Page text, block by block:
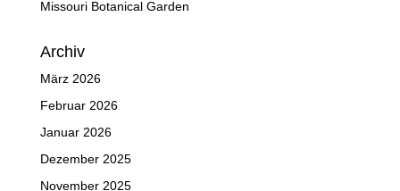
Missouri Botanical Garden
Archiv
März 2026
Februar 2026
Januar 2026
Dezember 2025
November 2025